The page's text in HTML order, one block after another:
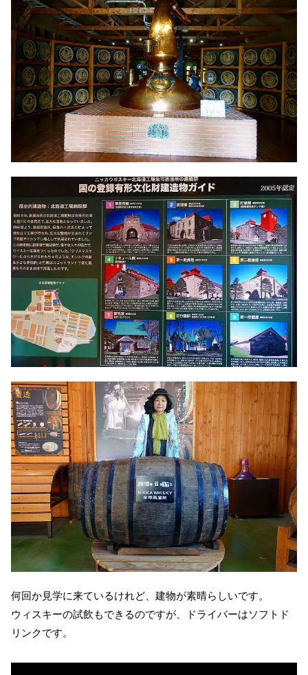
何回か見学に来ているけれど、建物が素晴らしいです。
ウィスキーの試飲もできるのですが、ドライバーはソフトド
リンクです。